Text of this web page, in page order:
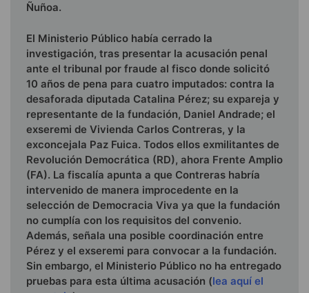
Ñuñoa.
El Ministerio Público había cerrado la
investigación, tras presentar la acusación penal
ante el tribunal por fraude al fisco donde solicitó
10 años de pena para cuatro imputados: contra la
desaforada diputada Catalina Pérez; su expareja y
representante de la fundación, Daniel Andrade; el
exseremi de Vivienda Carlos Contreras, y la
exconcejala Paz Fuica. Todos ellos exmilitantes de
Revolución Democrática (RD), ahora Frente Amplio
(FA). La fiscalía apunta a que Contreras habría
intervenido de manera improcedente en la
selección de Democracia Viva ya que la fundación
no cumplía con los requisitos del convenio.
Además, señala una posible coordinación entre
Pérez y el exseremi para convocar a la fundación.
Sin embargo, el Ministerio Público no ha entregado
pruebas para esta última acusación (lea aquí el